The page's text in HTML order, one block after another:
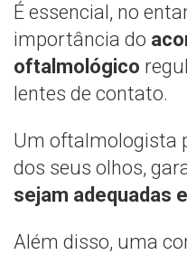
É essencial, no
importância do
oftalmológico
lentes de contato.
Um oftalmologista
dos seus olhos,
sejam adequadas
Além disso, uma